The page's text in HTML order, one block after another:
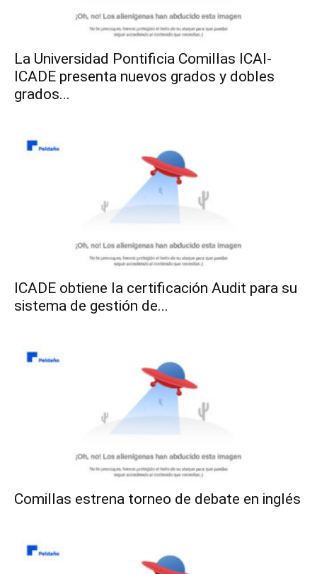
La Universidad Pontificia Comillas ICAI-
ICADE presenta nuevos grados y dobles
grados...
ICADE obtiene la certificación Audit para su
sistema de gestión de...
Comillas estrena torneo de debate en inglés